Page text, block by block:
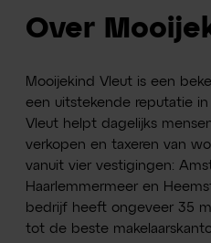
Over
Mooijekind Vleut is een
een uitstekende reputatie in
Vleut helpt dagelijks
verkopen en taxeren van
vanuit vier vestigingen:
Haarlemmermeer en
bedrijf heeft ongeveer 35
tot de beste